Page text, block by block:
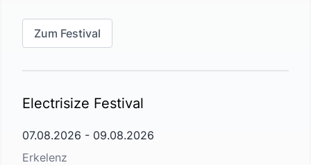
Zum Festival
Electrisize Festival
07.08.2026 - 09.08.2026
Erkelenz